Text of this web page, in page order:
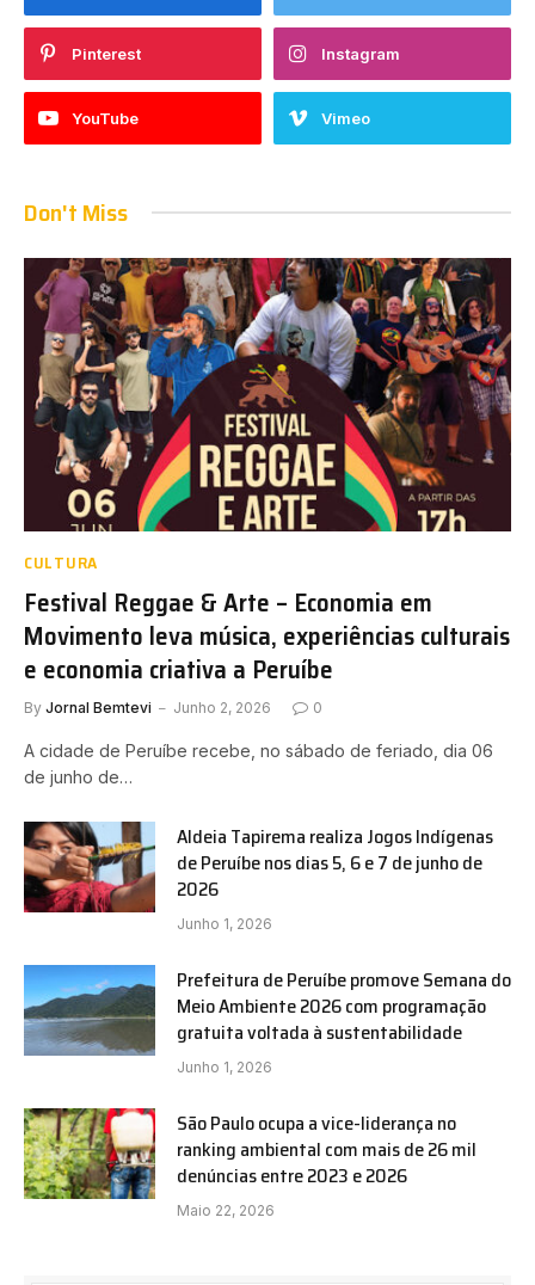
Pinterest Instagram
YouTube Vimeo
Don't Miss
CULTURA
Festival Reggae & Arte – Economia em
Movimento leva música, experiências culturais
e economia criativa a Peruíbe
By Jornal Bemtevi Junho 2, 2026 0
A cidade de Peruíbe recebe, no sábado de feriado, dia 06
de junho de…
Aldeia Tapirema realiza Jogos Indígenas
de Peruíbe nos dias 5, 6 e 7 de junho de
2026
Junho 1, 2026
Prefeitura de Peruíbe promove Semana do
Meio Ambiente 2026 com programação
gratuita voltada à sustentabilidade
Junho 1, 2026
São Paulo ocupa a vice-liderança no
ranking ambiental com mais de 26 mil
denúncias entre 2023 e 2026
Maio 22, 2026